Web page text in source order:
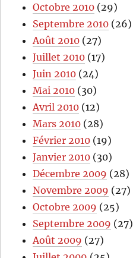
Octobre 2010 (29)
Septembre 2010 (26)
Août 2010 (27)
Juillet 2010 (17)
Juin 2010 (24)
Mai 2010 (30)
Avril 2010 (12)
Mars 2010 (28)
Février 2010 (19)
Janvier 2010 (30)
Décembre 2009 (28)
Novembre 2009 (27)
Octobre 2009 (25)
Septembre 2009 (27)
Août 2009 (27)